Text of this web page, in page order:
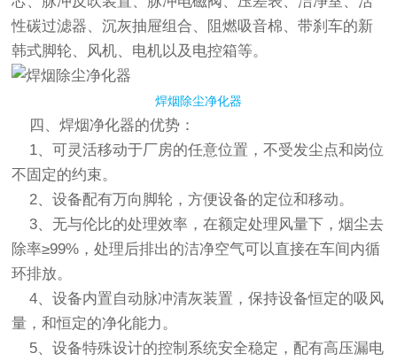
性碳过滤器、沉灰抽屉组合、阻燃吸音棉、带刹车的新
韩式脚轮、风机、电机以及电控箱等。
焊烟除尘净化器
四、焊烟净化器的优势：
1、可灵活移动于厂房的任意位置，不受发尘点和岗位
不固定的约束。
2、设备配有万向脚轮，方便设备的定位和移动。
3、无与伦比的处理效率，在额定处理风量下，烟尘去
除率≥99%，处理后排出的洁净空气可以直接在车间内循
环排放。
4、设备内置自动脉冲清灰装置，保持设备恒定的吸风
量，和恒定的净化能力。
5、设备特殊设计的控制系统安全稳定，配有高压漏电